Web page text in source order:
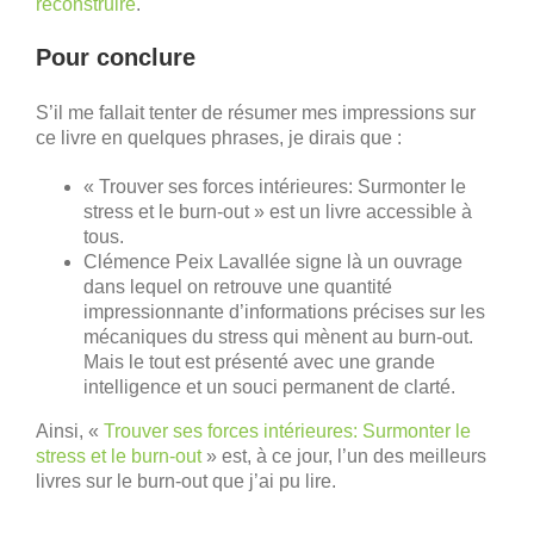
Pour conclure
S’il me fallait tenter de résumer mes impressions sur
ce livre en quelques phrases, je dirais que :
« Trouver ses forces intérieures: Surmonter le
stress et le burn-out » est un livre accessible à
tous.
Clémence Peix Lavallée signe là un ouvrage
dans lequel on retrouve une quantité
impressionnante d’informations précises sur les
mécaniques du stress qui mènent au burn-out.
Mais le tout est présenté avec une grande
intelligence et un souci permanent de clarté.
Ainsi, « Trouver ses forces intérieures: Surmonter le
stress et le burn-out» est, à ce jour, l’un des meilleurs
livres sur le burn-out que j’ai pu lire.